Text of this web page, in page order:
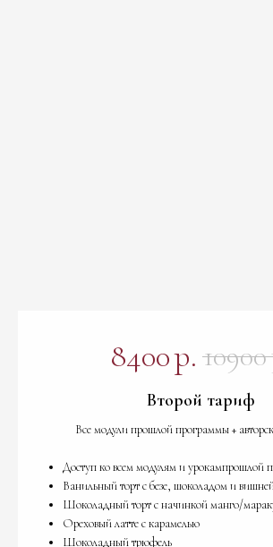
8400р. 10900
Второй тариф
Все модули прошлой программы +
Доступ ко всем модулям и урокампрошлой
Ванильный торт с безе, шоколадом и
Шоколадный торт с начинкой манго/
Ореховый латте с карамелью
Шоколадный трюфель